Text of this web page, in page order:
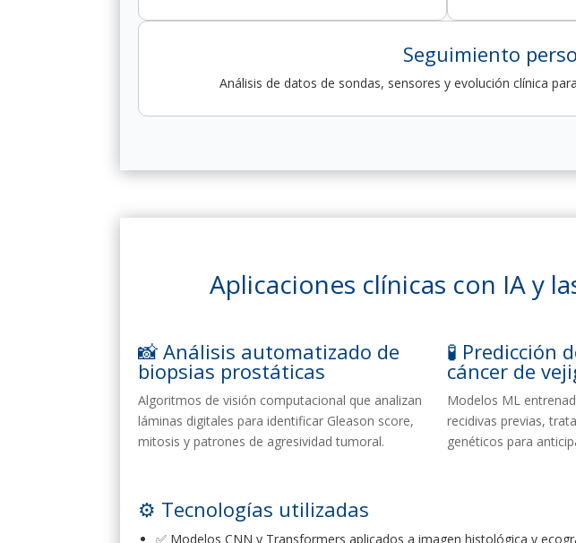
Seguimiento
Análisis de datos de sondas, sensores y evolución clínica
Aplicaciones clínicas con IA y
📸 Análisis automatizado de
biopsias prostáticas
Algoritmos de visión computacional que analizan
láminas digitales para identificar Gleason score,
mitosis y patrones de agresividad tumoral.
🧪 Predicción
cáncer de
Modelos ML
recidivas previas,
genéticos para
⚙️ Tecnologías utilizadas
✅ Modelos CNN y Transformers aplicados a imagen histológica y